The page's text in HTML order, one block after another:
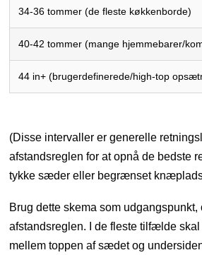
34-36 tommer (de fleste køkkenborde)
40-42 tommer (mange hjemmebarer/
44 in+ (brugerdefinerede/high-top
(Disse intervaller er generelle
afstandsreglen for at opnå de bedste
tykke sæder eller begrænset
Brug dette skema som udgangspunkt,
afstandsreglen. I de fleste tilfælde
mellem toppen af sædet og